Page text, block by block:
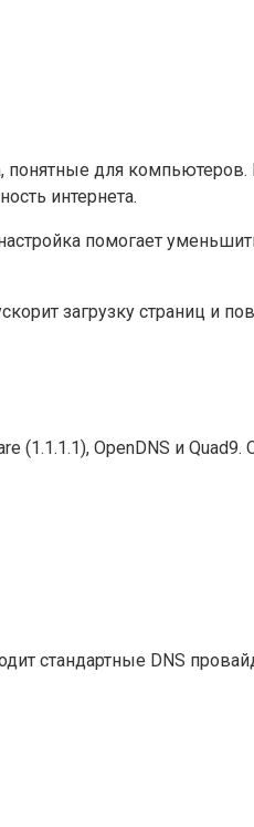
понятные для
интернета.
помогает
загрузку страниц и
OpenDNS и Quad9.
стандартные DNS